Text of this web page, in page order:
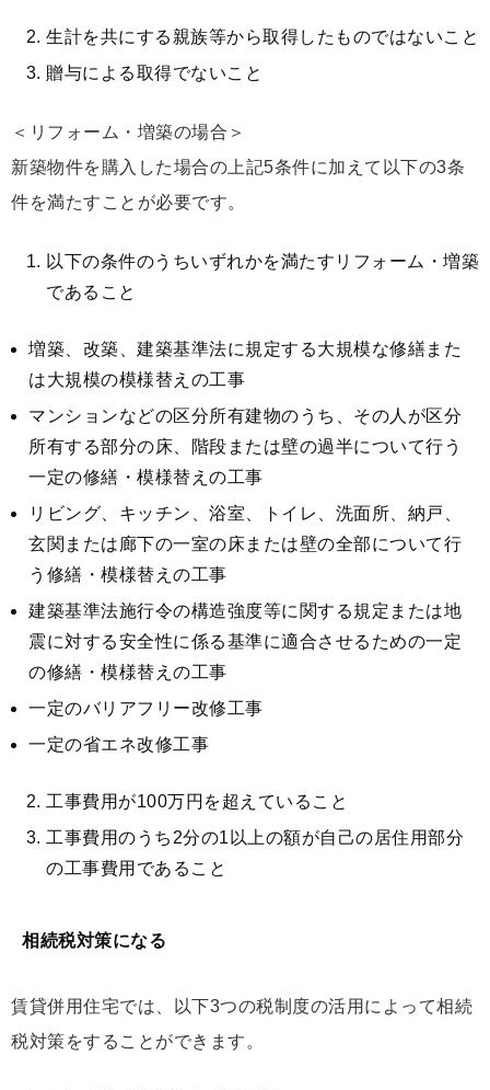
生計を共にする親族等から取得したものではないこと
贈与による取得でないこと
＜リフォーム・増築の場合＞
新築物件を購入した場合の上記5条件に加えて以下の3条
件を満たすことが必要です。
以下の条件のうちいずれかを満たすリフォーム・増築
であること
増築、改築、建築基準法に規定する大規模な修繕また
は大規模の模様替えの工事
マンションなどの区分所有建物のうち、その人が区分
所有する部分の床、階段または壁の過半について行う
一定の修繕・模様替えの工事
リビング、キッチン、浴室、トイレ、洗面所、納戸、
玄関または廊下の一室の床または壁の全部について行
う修繕・模様替えの工事
建築基準法施行令の構造強度等に関する規定または地
震に対する安全性に係る基準に適合させるための一定
の修繕・模様替えの工事
一定のバリアフリー改修工事
一定の省エネ改修工事
工事費用が100万円を超えていること
工事費用のうち2分の1以上の額が自己の居住用部分
の工事費用であること
相続税対策になる
賃貸併用住宅では、以下3つの税制度の活用によって相続
税対策をすることができます。